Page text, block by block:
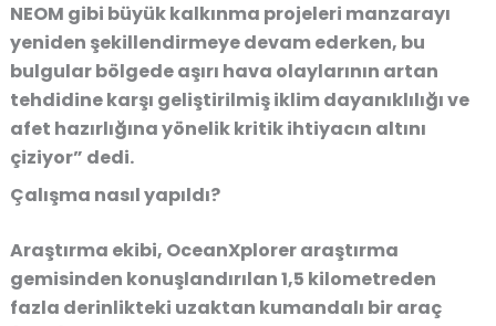
NEOM gibi büyük kalkınma projeleri manzarayı
yeniden şekillendirmeye devam ederken, bu
bulgular bölgede aşırı hava olaylarının artan
tehdidine karşı geliştirilmiş iklim dayanıklılığı ve
afet hazırlığına yönelik kritik ihtiyacın altını
çiziyor” dedi.
Çalışma nasıl yapıldı?
Araştırma ekibi, OceanXplorer araştırma
gemisinden konuşlandırılan 1,5 kilometreden
fazla derinlikteki uzaktan kumandalı bir araç